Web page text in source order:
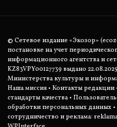
© Сетевое издание «Экозор»
постановке на учет
информационного агентства и
KZ83VPY00127739 выдано
Министерства культуры и
Наша миссия • Контакты редакции
стандарты качества •
обработки персональных данных
сотрудничество и реклама: